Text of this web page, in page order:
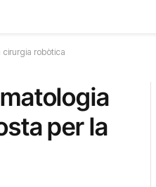
cirurgia robòtica
per la